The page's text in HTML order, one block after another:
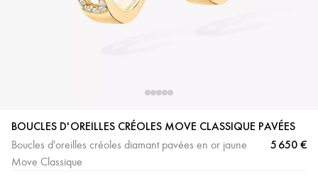
BOUCLES D'OREILLES CRÉOLES MOVE CLASSIQUE PAVÉES
Boucles d'oreilles créoles diamant pavées en or jaune
Move Classique
5 650 €
Or
RoseBlanc
Or
Jaune